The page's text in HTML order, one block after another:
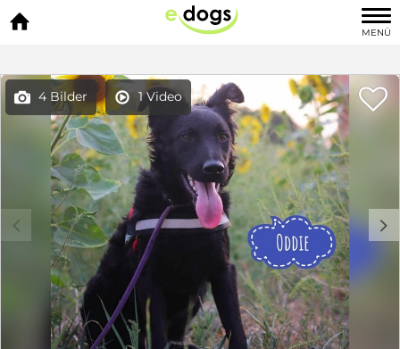

MENÜ
 4 Bilder  1 Video 
c d